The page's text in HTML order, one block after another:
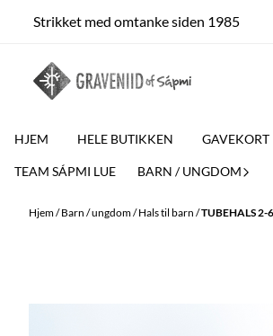
Hopp til innhold
Strikket med omtanke siden 1985
HJEM HELE BUTIKKEN GAVEKORT
TEAM SÁPMI LUE BARN / UNGDOM
Hjem/Barn / ungdom/Hals til barn /TUBEHALS 2-